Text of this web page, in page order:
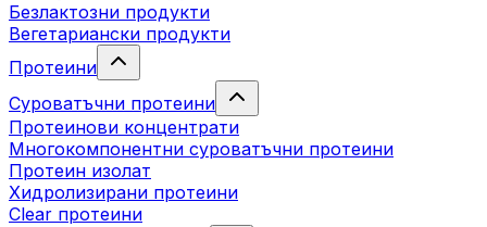
Безлактозни продукти
Вегетариански продукти
Протеини
Суроватъчни протеини
Протеинови концентрати
Многокомпонентни суроватъчни протеини
Протеин изолат
Хидролизирани протеини
Clear протеини